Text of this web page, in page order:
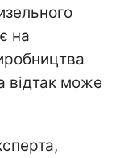
на
відтак може